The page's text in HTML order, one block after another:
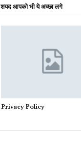
शयद आपको भी ये अच्छा लगे
Privacy Policy